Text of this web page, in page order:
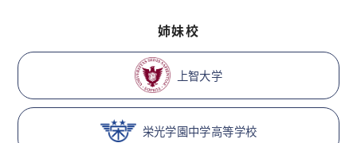
姉妹校
上智大学
栄光学園中学高等学校